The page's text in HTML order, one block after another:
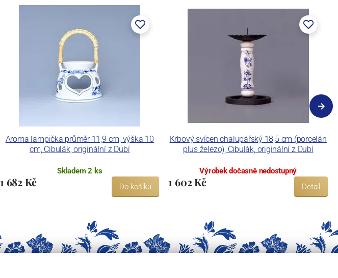
Aroma lampička průměr 11,9 cm, výška 10
cm, Cibulák, originální z Dubí
Skladem 2 ks
1 682 Kč Do košíku
Krbový svícen chalupářský 18,5 cm (porcelán
plus železo), Cibulák, originální z Dubí
Výrobek dočasně nedostupný
1 602 Kč Detail